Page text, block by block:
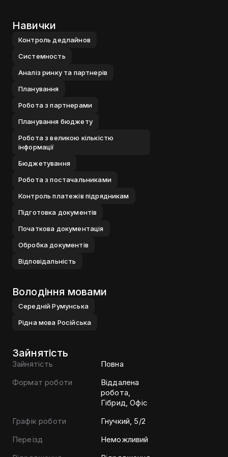
Навички
Контроль дедлайнов
Системность
Аналiз ринку та партнерiв
Планування
Робота з партнерами
Планування бюджету
Робота з великою кiлькiстю
iнформацiї
Бюджетування
Робота з постачальниками
Контроль платежiв пiдрядникам
Пiдготовка документiв
Початкова документацiя
Обробка документiв
Вiдповiдальнiсть
Володіння мовами
Середнiй Румунська
Рiдна мова Росiйська
Зайнятість
Зайнятість
Повна
Формат роботи
Віддалена
робота,
Гібрид, Офіс
Графік роботи
Гнучкий, 5/2
Переїзд
Неможливий